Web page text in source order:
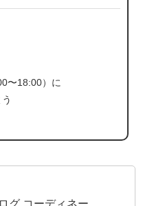
〜18:00）に